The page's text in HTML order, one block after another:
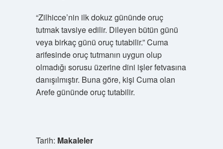
“Zilhicce’nin ilk dokuz gününde oruç
tutmak tavsiye edilir. Dileyen bütün günü
veya birkaç günü oruç tutabilir.” Cuma
arifesinde oruç tutmanın uygun olup
olmadığı sorusu üzerine dini işler fetvasına
danışılmıştır. Buna göre, kişi Cuma olan
Arefe gününde oruç tutabilir.
Tarih: Makaleler